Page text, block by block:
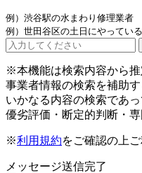
例）渋谷駅の水まわり修理業者
例）世田谷区の土日にやってい
※本機能は検索内容から推
事業者情報の検索を補助す
いかなる内容の検索であ
優劣評価・断定的判断・
※利用規約をご確認の上
メッセージ送信完了